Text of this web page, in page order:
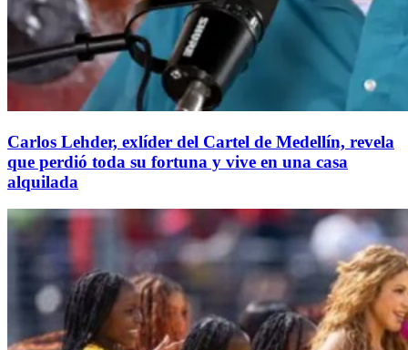
Carlos Lehder, exlíder del Cartel de Medellín, revela
que perdió toda su fortuna y vive en una casa
alquilada